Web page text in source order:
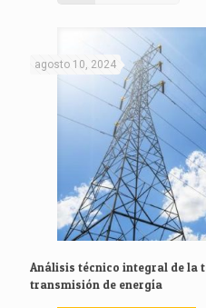
agosto 10, 2024
Análisis técnico integral de la
transmisión de energía